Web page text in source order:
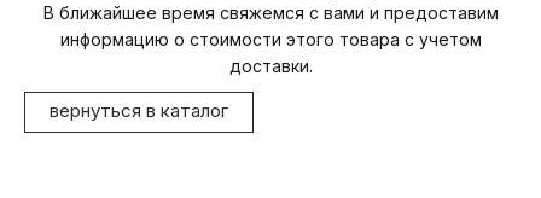
В ближайшее время свяжемся с вами и предоставим
информацию о стоимости этого товара с учетом
доставки.
вернуться в каталог